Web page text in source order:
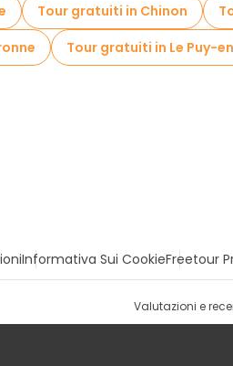
Tour gratuiti in Chinon
Tour gratuiti in Le Puy-
Informativa Sui CookieFreetour
Valutazioni e